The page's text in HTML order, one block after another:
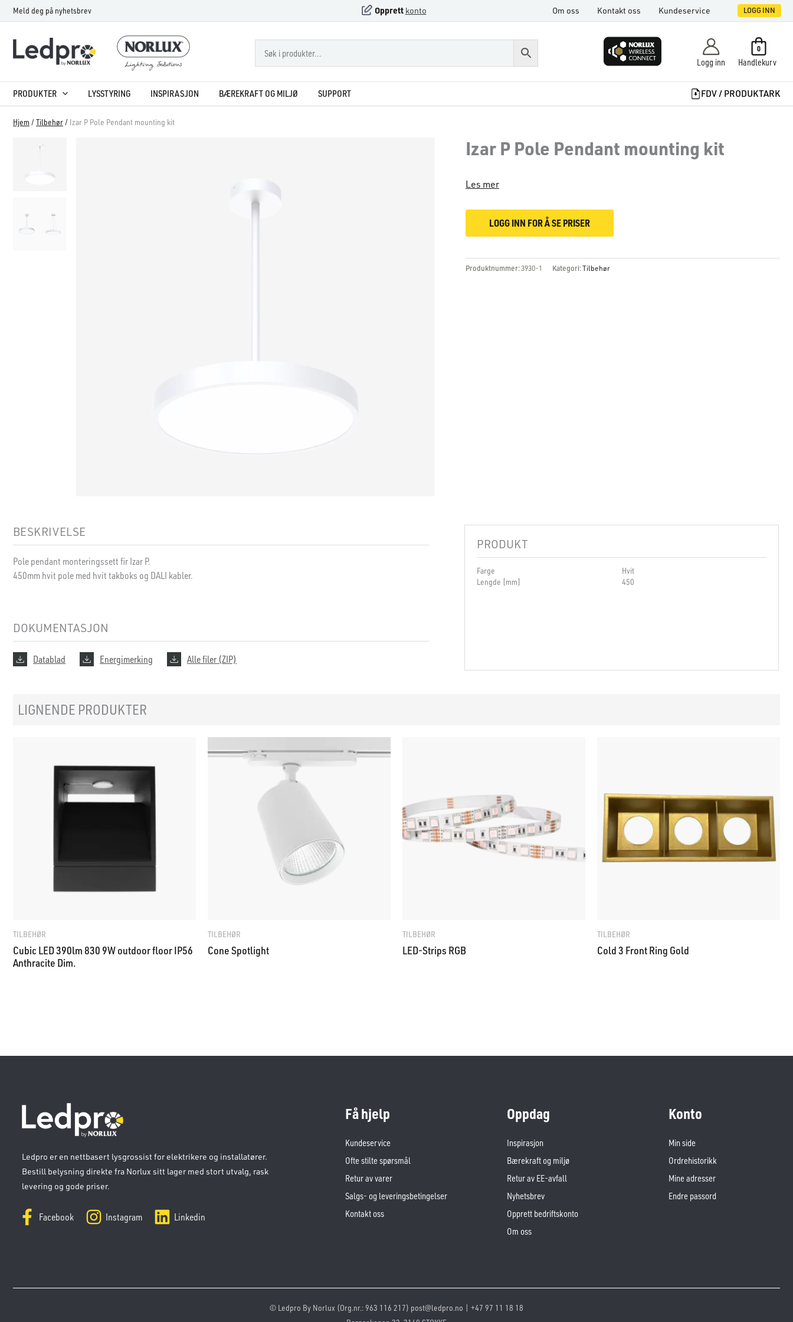
Hopp
rett
innholdet
Meld deg på nyhetsbrev Opprett konto Om oss Kontakt oss Kundeservice LOGG INN
Logg inn Handlekurv
0
PRODUKTER LYSSTYRING INSPIRASJON BÆREKRAFT OG MILJØ SUPPORT FDV / PRODUKTARK
Hjem /Tilbehør / Izar P Pole Pendant mounting kit
Izar P Pole Pendant mounting kit
Les mer
LOGG INN FOR Å SE PRISER
Produktnummer:3930-1 Kategori:Tilbehør
BESKRIVELSE
Pole pendant monteringssett fir Izar P.
450mm hvit pole med hvit takboks og DALI kabler.
DOKUMENTASJON
Datablad Energimerking Alle filer (ZIP)
PRODUKT
Farge
Hvit
Lengde [mm]
450
LIGNENDE PRODUKTER
TILBEHØR
Cubic LED 390lm 830 9W outdoor floor IP56
Anthracite Dim.
TILBEHØR
Cone Spotlight
TILBEHØR
LED-Strips RGB
TILBEHØR
Cold 3 Front Ring Gold
Ledpro er en nettbasert lysgrossist for elektrikere og installatører.
Bestill belysning direkte fra Norlux sitt lager med stort utvalg, rask
levering og gode priser.
Facebook Instagram Linkedin
Få hjelp
Kundeservice
Ofte stilte spørsmål
Retur av varer
Salgs- og leveringsbetingelser
Kontakt oss
Oppdag
Inspirasjon
Bærekraft og miljø
Retur av EE-avfall
Nyhetsbrev
Opprett bedriftskonto
Om oss
Konto
Min side
Ordrehistorikk
Mine adresser
Endre passord
© Ledpro By Norlux (Org.nr.: 963 116 217) post@ledpro.no | +47 97 11 18 18